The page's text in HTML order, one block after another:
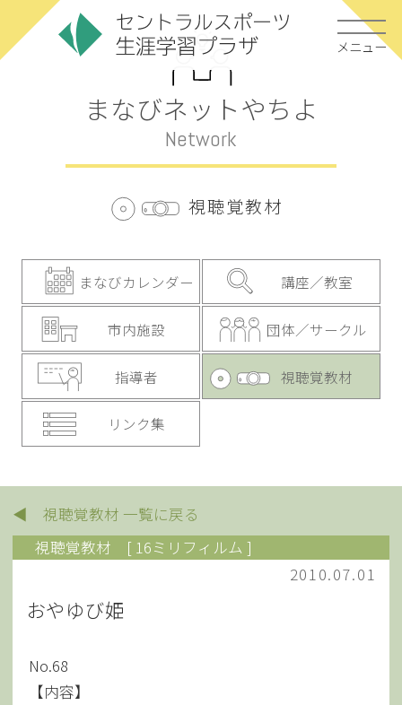
メニュー
まなびネットやちよ
Network
視聴覚教材
まなびカレンダー 講座／教室
市内施設 団体／サークル
指導者 視聴覚教材
リンク集
◀ 視聴覚教材 一覧に戻る
視聴覚教材
[ 16ミリフィルム ]
2010.07.01
おやゆび姫
No.68
【内容】